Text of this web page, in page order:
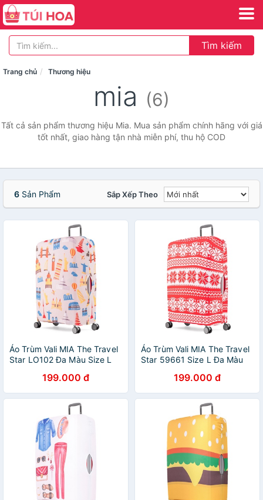
Tìm kiếm
Trang chủ Thương hiệu
mia (6)
Tất cả sản phẩm thương hiệu Mia. Mua sản phẩm chính hãng với giá
tốt nhất, giao hàng tận nhà miễn phí, thu hộ COD
6 Sản Phẩm Sắp Xếp Theo
Áo Trùm Vali MIA The Travel
Star LO102 Đa Màu Size L
199.000 đ
Áo Trùm Vali MIA The Travel
Star 59661 Size L Ða Màu
199.000 đ